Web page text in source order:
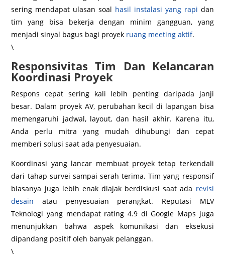
sering mendapat ulasan soal hasil instalasi yang rapi dan
tim yang bisa bekerja dengan minim gangguan, yang
menjadi sinyal bagus bagi proyek ruang meeting aktif.
\
Responsivitas Tim Dan Kelancaran
Koordinasi Proyek
Respons cepat sering kali lebih penting daripada janji
besar. Dalam proyek AV, perubahan kecil di lapangan bisa
memengaruhi jadwal, layout, dan hasil akhir. Karena itu,
Anda perlu mitra yang mudah dihubungi dan cepat
memberi solusi saat ada penyesuaian.
Koordinasi yang lancar membuat proyek tetap terkendali
dari tahap survei sampai serah terima. Tim yang responsif
biasanya juga lebih enak diajak berdiskusi saat ada revisi
desain atau penyesuaian perangkat. Reputasi MLV
Teknologi yang mendapat rating 4.9 di Google Maps juga
menunjukkan bahwa aspek komunikasi dan eksekusi
dipandang positif oleh banyak pelanggan.
\